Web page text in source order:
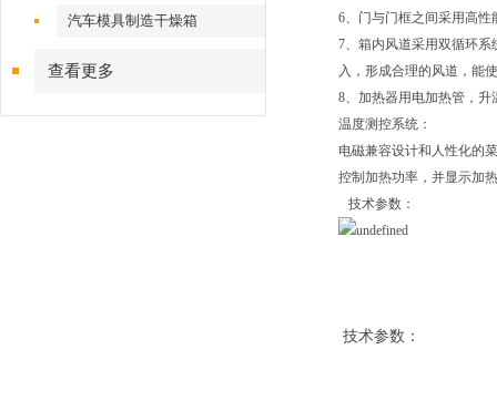
汽车模具制造干燥箱
查看更多
6、门与门框之间采用高
7、箱内风道采用双循环
入，形成合理的风道，能
8、加热器用电加热管，升
温度测控系统：
电磁兼容设计和人性化的
控制加热功率，并显示加
技术参数：
技术参数：